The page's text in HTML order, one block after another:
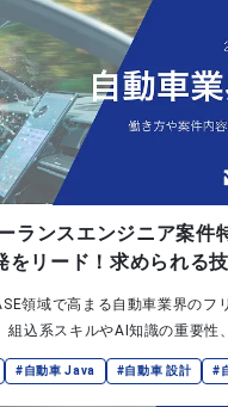
ランスエンジニア案件
をリード！求められる
領域で高まる自動車業界のフ
組込系スキルやAI知識の重要性
ンス、実際の案件を紹介します
#自動車 Java #自動車 設計 #